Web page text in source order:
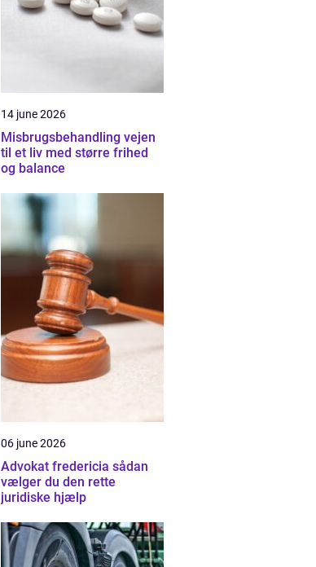
14 june 2026
Misbrugsbehandling vejen
til et liv med større frihed
og balance
06 june 2026
Advokat fredericia sådan
vælger du den rette
juridiske hjælp